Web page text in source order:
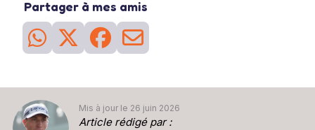
attend en général autour des km 25-30 d'un marathon.
Partager à mes amis
Mis à jour le 26 juin 2026
Article rédigé par :